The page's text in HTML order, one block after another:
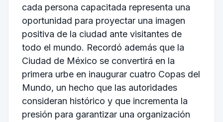
cada persona capacitada representa una
oportunidad para proyectar una imagen
positiva de la ciudad ante visitantes de
todo el mundo. Recordó además que la
Ciudad de México se convertirá en la
primera urbe en inaugurar cuatro Copas del
Mundo, un hecho que las autoridades
consideran histórico y que incrementa la
presión para garantizar una organización